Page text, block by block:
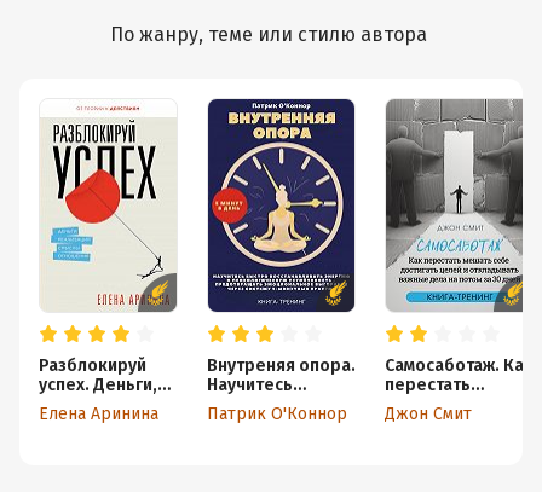
По жанру, теме или стилю автора
Разблокируй
успех. Деньги,
реализация,
смыслы,
Елена Аринина
Внутреняя опора.
Научитесь
быстро
восстанавливать
Патрик О'Коннор
Самосаботаж. Как
перестать
мешать себе
достигать целей
Джон Смит